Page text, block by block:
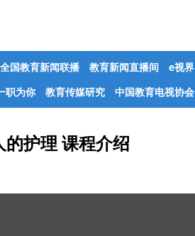
全国教育新闻联播 教育新闻直播间 e视界
职为你 教育传媒研究 中国教育电视协会
护理 课程介绍